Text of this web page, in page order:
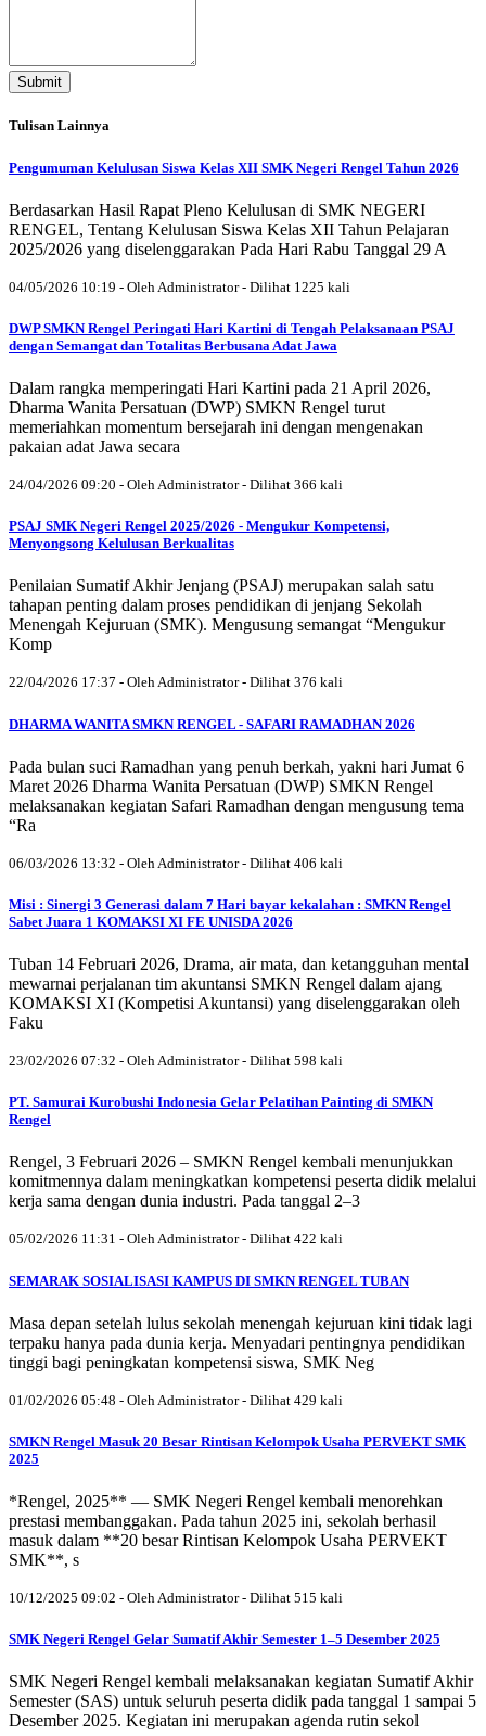
Submit
Tulisan Lainnya
Pengumuman Kelulusan Siswa Kelas XII SMK Negeri Rengel Tahun 2026
Berdasarkan Hasil Rapat Pleno Kelulusan di SMK NEGERI
RENGEL, Tentang Kelulusan Siswa Kelas XII Tahun Pelajaran
2025/2026 yang diselenggarakan Pada Hari Rabu Tanggal 29 A
04/05/2026 10:19 - Oleh Administrator - Dilihat 1225 kali
DWP SMKN Rengel Peringati Hari Kartini di Tengah Pelaksanaan PSAJ
dengan Semangat dan Totalitas Berbusana Adat Jawa
Dalam rangka memperingati Hari Kartini pada 21 April 2026,
Dharma Wanita Persatuan (DWP) SMKN Rengel turut
memeriahkan momentum bersejarah ini dengan mengenakan
pakaian adat Jawa secara
24/04/2026 09:20 - Oleh Administrator - Dilihat 366 kali
PSAJ SMK Negeri Rengel 2025/2026 - Mengukur Kompetensi,
Menyongsong Kelulusan Berkualitas
Penilaian Sumatif Akhir Jenjang (PSAJ) merupakan salah satu
tahapan penting dalam proses pendidikan di jenjang Sekolah
Menengah Kejuruan (SMK). Mengusung semangat “Mengukur
Komp
22/04/2026 17:37 - Oleh Administrator - Dilihat 376 kali
DHARMA WANITA SMKN RENGEL - SAFARI RAMADHAN 2026
Pada bulan suci Ramadhan yang penuh berkah, yakni hari Jumat 6
Maret 2026 Dharma Wanita Persatuan (DWP) SMKN Rengel
melaksanakan kegiatan Safari Ramadhan dengan mengusung tema
“Ra
06/03/2026 13:32 - Oleh Administrator - Dilihat 406 kali
Misi : Sinergi 3 Generasi dalam 7 Hari bayar kekalahan : SMKN Rengel
Sabet Juara 1 KOMAKSI XI FE UNISDA 2026
Tuban 14 Februari 2026, Drama, air mata, dan ketangguhan mental
mewarnai perjalanan tim akuntansi SMKN Rengel dalam ajang
KOMAKSI XI (Kompetisi Akuntansi) yang diselenggarakan oleh
Faku
23/02/2026 07:32 - Oleh Administrator - Dilihat 598 kali
PT. Samurai Kurobushi Indonesia Gelar Pelatihan Painting di SMKN
Rengel
Rengel, 3 Februari 2026 – SMKN Rengel kembali menunjukkan
komitmennya dalam meningkatkan kompetensi peserta didik melalui
kerja sama dengan dunia industri. Pada tanggal 2–3
05/02/2026 11:31 - Oleh Administrator - Dilihat 422 kali
SEMARAK SOSIALISASI KAMPUS DI SMKN RENGEL TUBAN
Masa depan setelah lulus sekolah menengah kejuruan kini tidak lagi
terpaku hanya pada dunia kerja. Menyadari pentingnya pendidikan
tinggi bagi peningkatan kompetensi siswa, SMK Neg
01/02/2026 05:48 - Oleh Administrator - Dilihat 429 kali
SMKN Rengel Masuk 20 Besar Rintisan Kelompok Usaha PERVEKT SMK
2025
*Rengel, 2025** — SMK Negeri Rengel kembali menorehkan
prestasi membanggakan. Pada tahun 2025 ini, sekolah berhasil
masuk dalam **20 besar Rintisan Kelompok Usaha PERVEKT
SMK**, s
10/12/2025 09:02 - Oleh Administrator - Dilihat 515 kali
SMK Negeri Rengel Gelar Sumatif Akhir Semester 1–5 Desember 2025
SMK Negeri Rengel kembali melaksanakan kegiatan Sumatif Akhir
Semester (SAS) untuk seluruh peserta didik pada tanggal 1 sampai 5
Desember 2025. Kegiatan ini merupakan agenda rutin sekol